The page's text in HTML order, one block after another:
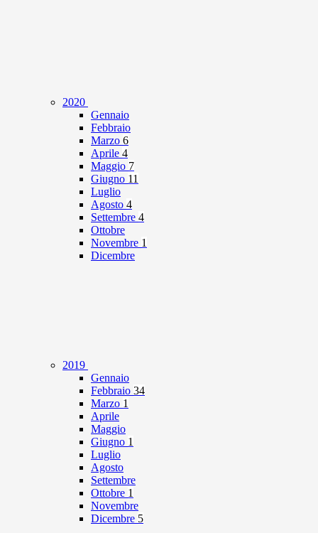
2020
Gennaio
Febbraio
Marzo 6
Aprile 4
Maggio 7
Giugno 11
Luglio
Agosto 4
Settembre 4
Ottobre
Novembre 1
Dicembre
2019
Gennaio
Febbraio 34
Marzo 1
Aprile
Maggio
Giugno 1
Luglio
Agosto
Settembre
Ottobre 1
Novembre
Dicembre 5